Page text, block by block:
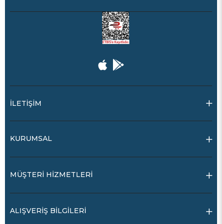
İLETİŞİM
KURUMSAL
MÜŞTERİ HİZMETLERİ
ALIŞVERİŞ BİLGİLERİ